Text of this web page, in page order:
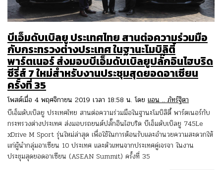
บีเอ็มดับเบิลยู ประเทศไทย สานต่อความร่วมมือ
กับกระทรวงต่างประเทศ ในฐานะโมบิลิตี้
พาร์ตเนอร์ ส่งมอบบีเอ็มดับเบิลยูปลั๊กอินไฮบริด
ซีรี่ส์ 7 ใหม่สำหรับงานประชุมสุดยอดอาเซียน
ครั้งที่ 35
โพสต์เมื่อ 4 พฤศจิกายน 2019 เวลา 18:58 น. โดย แอน .. ภัทร์ฐิตา
บีเอ็มดับเบิลยู ประเทศไทย สานต่อความร่วมมือในฐานะโมบิลิตี้ พาร์ตเนอร์กับ
กระทรวงต่างประเทศ ส่งมอบรถยนต์ปลั๊กอินไฮบริด บีเอ็มดับเบิลยู 745Le
xDrive M Sport รุ่นใหม่ล่าสุด เพื่อใช้ในการต้อนรับและอำนวยความสะดวกให้
แก่ผู้นำกลุ่มอาเซียน 10 ประเทศ และตัวแทนจากประเทศคู่เจรจา ในงาน
ประชุมสุดยอดอาเซียน (ASEAN Summit) ครั้งที่ 35